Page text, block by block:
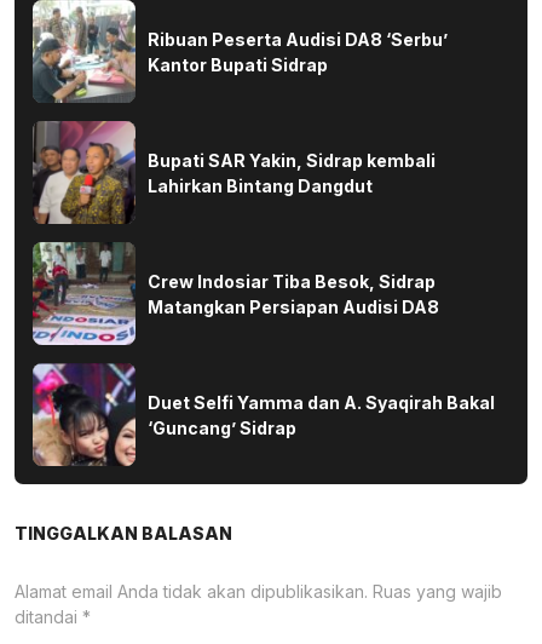
Ribuan Peserta Audisi DA8 ‘Serbu’
Kantor Bupati Sidrap
Bupati SAR Yakin, Sidrap kembali
Lahirkan Bintang Dangdut
Crew Indosiar Tiba Besok, Sidrap
Matangkan Persiapan Audisi DA8
Duet Selfi Yamma dan A. Syaqirah Bakal
‘Guncang’ Sidrap
TINGGALKAN BALASAN
Alamat email Anda tidak akan dipublikasikan. Ruas yang wajib
ditandai *